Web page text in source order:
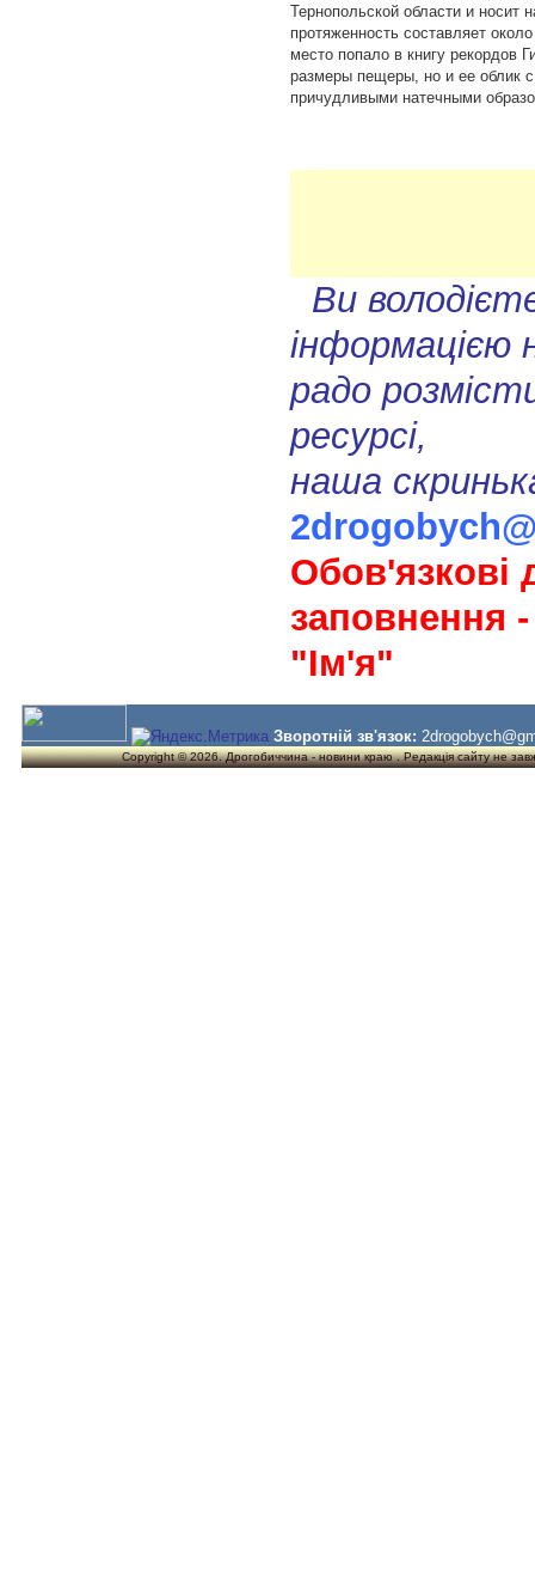
Тернопольской области и носит
протяженность составляет
место попало в книгу рекордов
размеры пещеры, но и ее облик
причудливыми натечными
Ви
інформацією
радо
ресурсі,
наша
Обов'язкові
заповнення
"Ім'я"
Зворотній зв'язок:
Copyright © 2026. Дрогобиччина - новини краю . Редакція сайту не